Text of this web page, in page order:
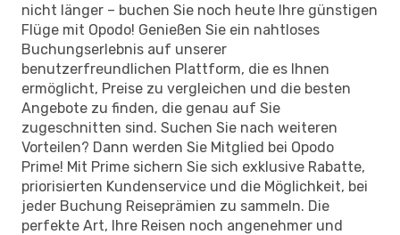
nicht länger – buchen Sie noch heute Ihre günstigen
Flüge mit Opodo! Genießen Sie ein nahtloses
Buchungserlebnis auf unserer
benutzerfreundlichen Plattform, die es Ihnen
ermöglicht, Preise zu vergleichen und die besten
Angebote zu finden, die genau auf Sie
zugeschnitten sind. Suchen Sie nach weiteren
Vorteilen? Dann werden Sie Mitglied bei Opodo
Prime! Mit Prime sichern Sie sich exklusive Rabatte,
priorisierten Kundenservice und die Möglichkeit, bei
jeder Buchung Reiseprämien zu sammeln. Die
perfekte Art, Ihre Reisen noch angenehmer und